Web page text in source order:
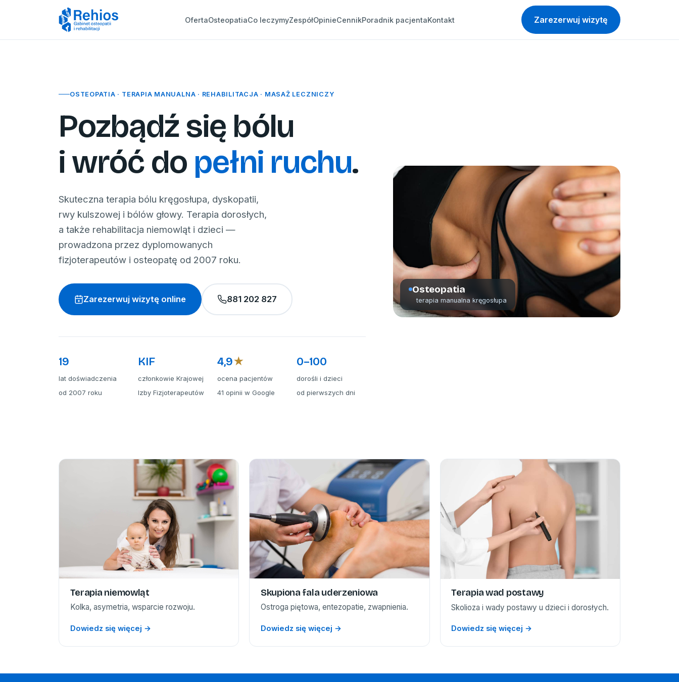
OfertaOsteopatiaCo leczymyZespółOpinieCennikPoradnik pacjentaKontakt Zarezerwuj wizytę
OSTEOPATIA · TERAPIA MANUALNA · REHABILITACJA · MASAŻ LECZNICZY
Pozbądź się bólu
i wróć do pełni ruchu.
Skuteczna terapia bólu kręgosłupa, dyskopatii,
rwy kulszowej i bólów głowy. Terapia dorosłych,
a także rehabilitacja niemowląt i dzieci —
prowadzona przez dyplomowanych
fizjoterapeutów i osteopatę od 2007 roku.
Zarezerwuj wizytę online 881 202 827
19
lat doświadczenia
od 2007 roku
KIF
członkowie Krajowej
Izby Fizjoterapeutów
4,9★
ocena pacjentów
41 opinii w Google
0–100
dorośli i dzieci
od pierwszych dni
Osteopatia
terapia manualna kręgosłupa
Terapia niemowląt
Kolka, asymetria, wsparcie rozwoju.
Dowiedz się więcej →
Skupiona fala uderzeniowa
Ostroga piętowa, entezopatie, zwapnienia.
Dowiedz się więcej →
Terapia wad postawy
Skolioza i wady postawy u dzieci i dorosłych.
Dowiedz się więcej →